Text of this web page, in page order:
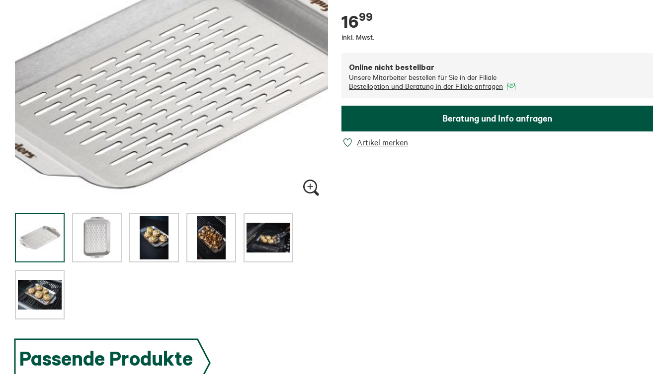
1699
inkl. Mwst.
Online nicht bestellbar
Unsere Mitarbeiter bestellen für Sie in der Filiale
Bestelloption und Beratung in der Filiale anfragen
Beratung und Info anfragen
Artikel merken
Passende Produkte